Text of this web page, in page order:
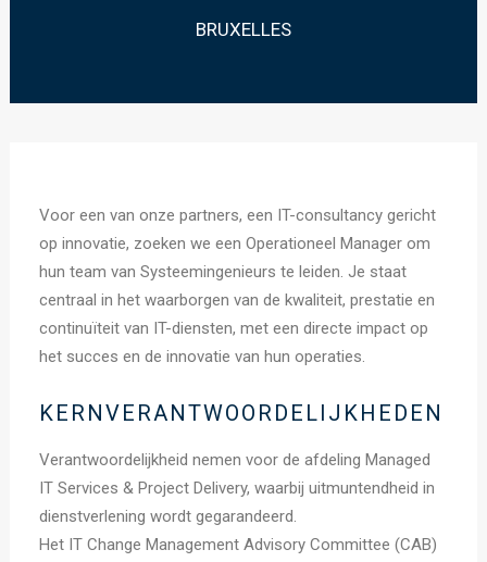
BRUXELLES
Voor een van onze partners, een IT-consultancy gericht
op innovatie, zoeken we een Operationeel Manager om
hun team van Systeemingenieurs te leiden. Je staat
centraal in het waarborgen van de kwaliteit, prestatie en
continuïteit van IT-diensten, met een directe impact op
het succes en de innovatie van hun operaties.
KERNVERANTWOORDELIJKHEDEN
Verantwoordelijkheid nemen voor de afdeling Managed
IT Services & Project Delivery, waarbij uitmuntendheid in
dienstverlening wordt gegarandeerd.
Het IT Change Management Advisory Committee (CAB)